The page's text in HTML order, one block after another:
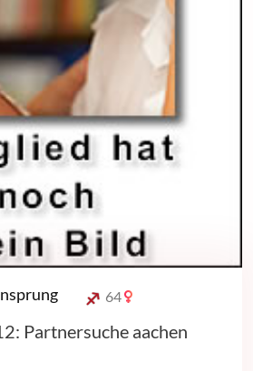
64
Partnersuche aachen